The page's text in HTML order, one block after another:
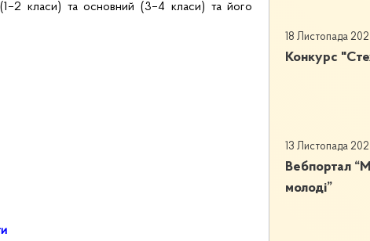
(1–2 класи) та основний (3–4 класи) та його
18 Листопада
13 Листопада
Вебпортал
молоді”